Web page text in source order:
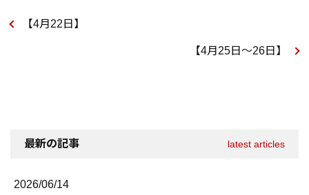
【4月22日】
【4月25日～26日】
最新の記事 latest articles
2026/06/14